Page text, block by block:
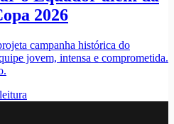
2026
campanha histórica do
jovem, intensa e comprometida.